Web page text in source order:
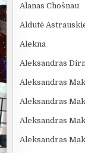
Alanas Chošnau
Aldutė
Alekna
Aleksandras
Aleksandras
Aleksandras
Aleksandras
Aleksandras